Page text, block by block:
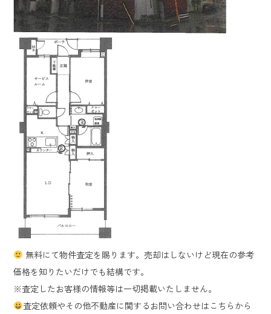
無料にて物件査定を賜ります。売却はしないけど現在の参考
価格を知りたいだけでも結構です。
※査定したお客様の情報等は一切掲載いたしません。
査定依頼やその他不動産に関するお問い合わせはこちらから